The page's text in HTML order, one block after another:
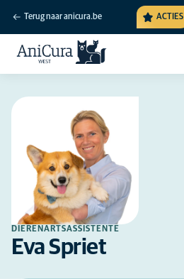
Terug naar anicura.be ACTIES
DIERENARTSASSISTENTE
Eva Spriet